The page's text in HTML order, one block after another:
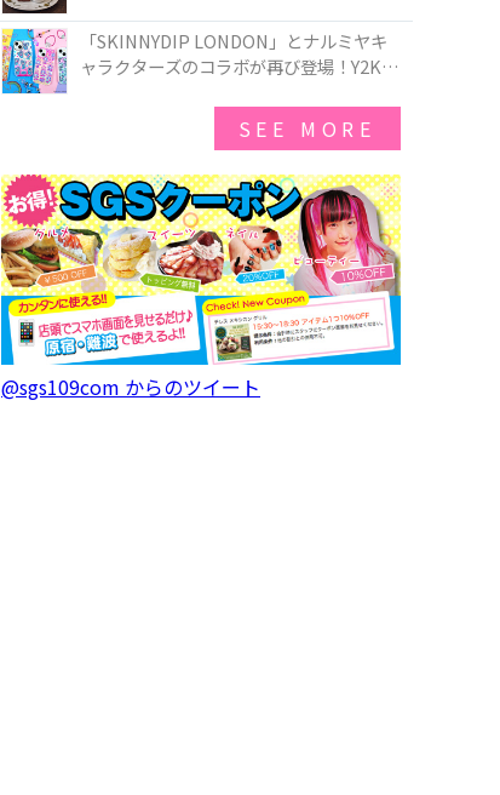
ー」が新発売！Q-pot CAFE.では「かぼち
ゃのオバケーキプレート」も登場
「SKINNYDIP LONDON」とナルミヤキ
ャラクターズのコラボが再び登場！Y2Kム
SEE MORE
@sgs109com からのツイート